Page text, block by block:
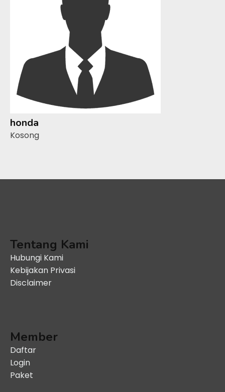
honda
Kosong
Tentang Kami
Hubungi Kami
Kebijakan Privasi
Disclaimer
Member
Daftar
Login
Paket